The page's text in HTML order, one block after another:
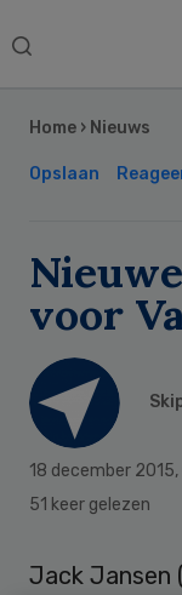
Search
Home › Nieuws
Opslaan
voor
18 december 2015,
51 keer gelezen
Jack Jansen
Sidebar